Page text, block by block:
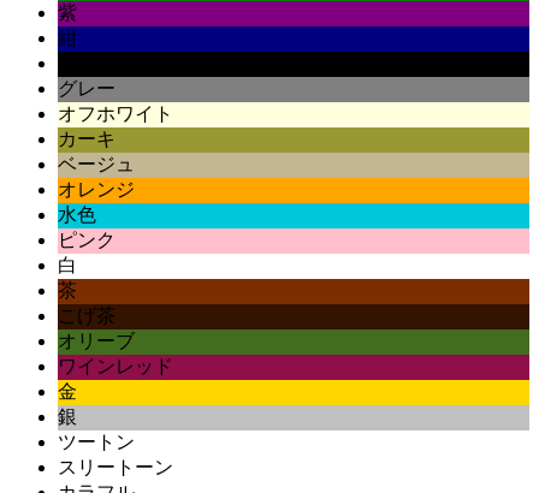
紫
紺
グレー
オフホワイト
カーキ
ベージュ
オレンジ
水色
ピンク
白
茶
こげ茶
オリーブ
ワインレッド
金
銀
ツートン
スリートーン